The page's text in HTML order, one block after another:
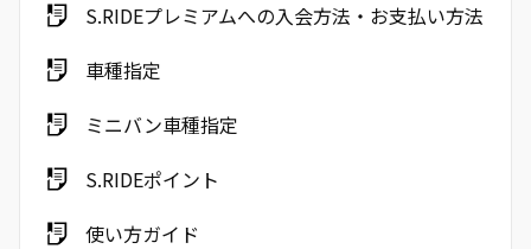
S.RIDEプレミアムへの入会方法・お支払い方法
車種指定
ミニバン車種指定
S.RIDEポイント
使い方ガイド